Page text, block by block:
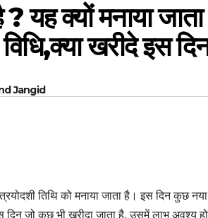
यह क्यों मनाया
खरीदे इस
Jangid
तिथि को मनाया जाता है। इस दिन कुछ
दिन जो कुछ भी खरीदा जाता है, उसमें लाभ अवश्य